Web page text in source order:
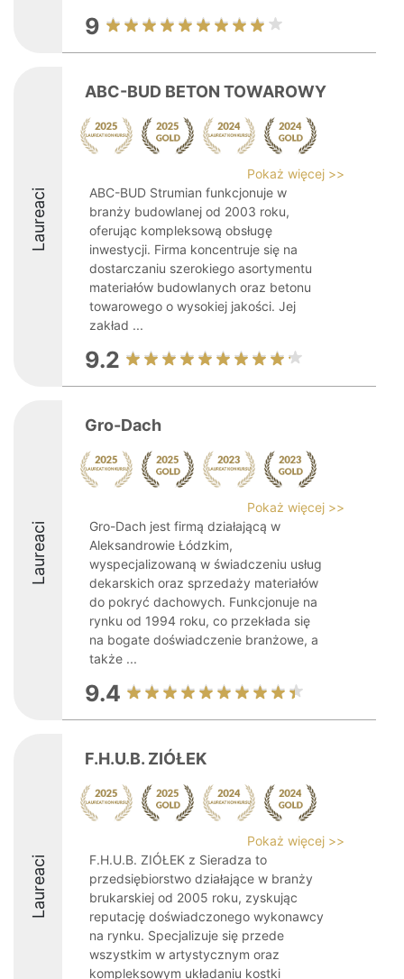
9
Laureaci
ABC-BUD BETON TOWAROWY
Pokaż więcej >>
ABC-BUD Strumian funkcjonuje w
branży budowlanej od 2003 roku,
oferując kompleksową obsługę
inwestycji. Firma koncentruje się na
dostarczaniu szerokiego asortymentu
materiałów budowlanych oraz betonu
towarowego o wysokiej jakości. Jej
zakład ...
9.2
Laureaci
Gro-Dach
Pokaż więcej >>
Gro-Dach jest firmą działającą w
Aleksandrowie Łódzkim,
wyspecjalizowaną w świadczeniu usług
dekarskich oraz sprzedaży materiałów
do pokryć dachowych. Funkcjonuje na
rynku od 1994 roku, co przekłada się
na bogate doświadczenie branżowe, a
także ...
9.4
Laureaci
F.H.U.B. ZIÓŁEK
Pokaż więcej >>
F.H.U.B. ZIÓŁEK z Sieradza to
przedsiębiorstwo działające w branży
brukarskiej od 2005 roku, zyskując
reputację doświadczonego wykonawcy
na rynku. Specjalizuje się przede
wszystkim w artystycznym oraz
kompleksowym układaniu kostki